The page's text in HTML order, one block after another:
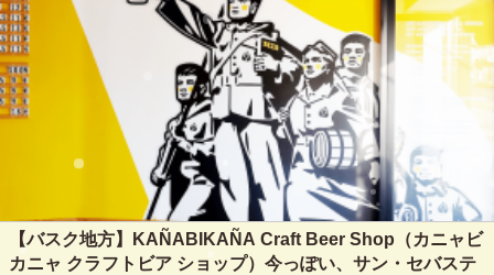
【バスク地方】KAÑABIKAÑA Craft Beer Shop（カニャビ
カニャ クラフトビア ショップ）今っぽい、サン・セバステ